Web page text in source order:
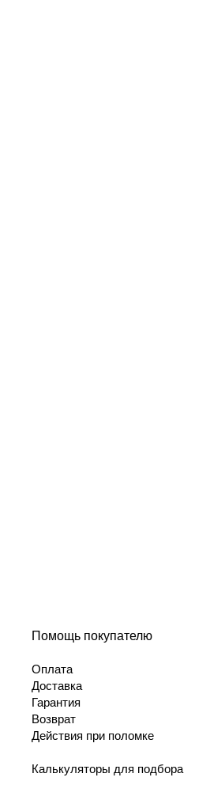
Помощь покупателю
Оплата
Доставка
Гарантия
Возврат
Действия при поломке
Калькуляторы для подбора